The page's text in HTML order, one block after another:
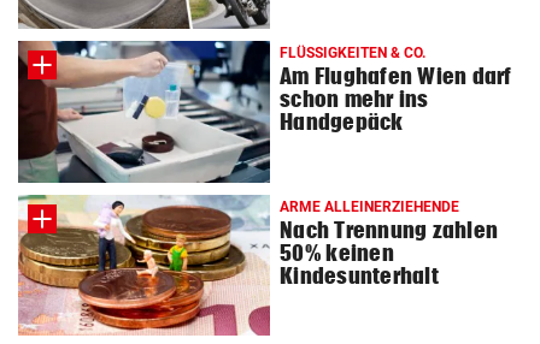
FLÜSSIGKEITEN & CO.
Am Flughafen Wien darf
schon mehr ins
Handgepäck
ARME ALLEINERZIEHENDE
Nach Trennung zahlen
50 % keinen
Kindesunterhalt